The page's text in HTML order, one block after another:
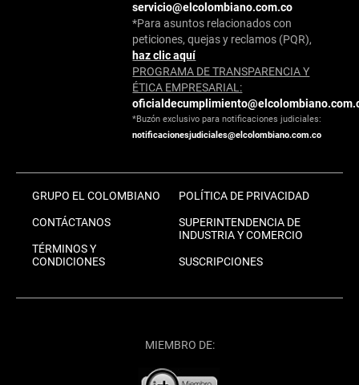
servicio@elcolombiano.com.co
*Para asuntos relacionados con
peticiones, quejas y reclamos (PQR),
haz clic aquí
PROGRAMA DE TRANSPARENCIA Y
ÉTICA EMPRESARIAL:
*Buzón exclusivo para notificaciones judiciales:
notificacionesjudiciales@elcolombiano.com.co
GRUPO EL COLOMBIANO
CONTÁCTANOS
TÉRMINOS Y
CONDICIONES
POLÍTICA DE PRIVACIDAD
SUPERINTENDENCIA DE
INDUSTRIA Y COMERCIO
SUSCRIPCIONES
MIEMBRO DE: